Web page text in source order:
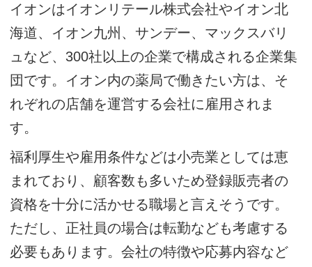
イオンはイオンリテール株式会社やイオン北
海道、イオン九州、サンデー、マックスバリ
ュなど、300社以上の企業で構成される企業集
団です。イオン内の薬局で働きたい方は、そ
れぞれの店舗を運営する会社に雇用されま
す。
福利厚生や雇用条件などは小売業としては恵
まれており、顧客数も多いため登録販売者の
資格を十分に活かせる職場と言えそうです。
ただし、正社員の場合は転勤なども考慮する
必要もあります。会社の特徴や応募内容など